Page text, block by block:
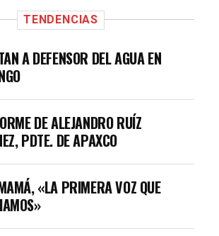
TENDENCIAS
A DEFENSOR DEL AGUA EN
DE ALEJANDRO RUÍZ
PDTE. DE APAXCO
«LA PRIMERA VOZ QUE